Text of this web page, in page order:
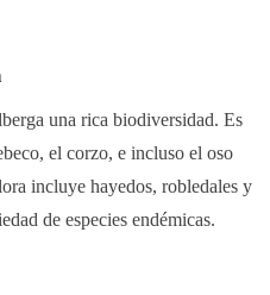
una rica biodiversidad. Es
el corzo, e incluso el oso
incluye hayedos, robledales y
de especies endémicas.